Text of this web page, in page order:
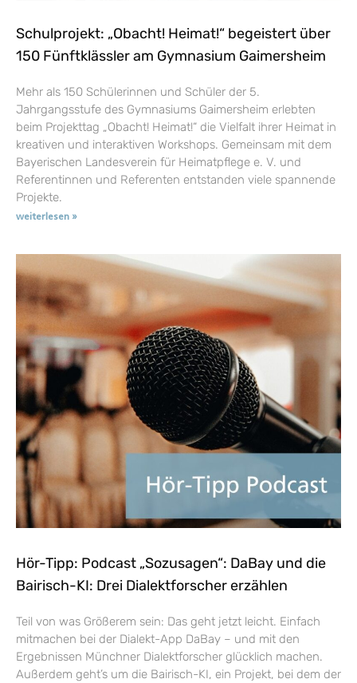
Schulprojekt: „Obacht! Heimat!“ begeistert über
150 Fünftklässler am Gymnasium Gaimersheim
Mehr als 150 Schülerinnen und Schüler der 5.
Jahrgangsstufe des Gymnasiums Gaimersheim erlebten
beim Projekttag „Obacht! Heimat!“ die Vielfalt ihrer Heimat in
kreativen und interaktiven Workshops. Gemeinsam mit dem
Bayerischen Landesverein für Heimatpflege e. V. und
Referentinnen und Referenten entstanden viele spannende
Projekte.
weiterlesen »
Hör-Tipp: Podcast „Sozusagen“: DaBay und die
Bairisch-KI: Drei Dialektforscher erzählen
Teil von was Größerem sein: Das geht jetzt leicht. Einfach
mitmachen bei der Dialekt-App DaBay – und mit den
Ergebnissen Münchner Dialektforscher glücklich machen.
Außerdem geht’s um die Bairisch-KI, ein Projekt, bei dem der